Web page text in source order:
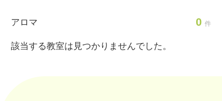
アロマ 0 件
該当する教室は見つかりませんでした。